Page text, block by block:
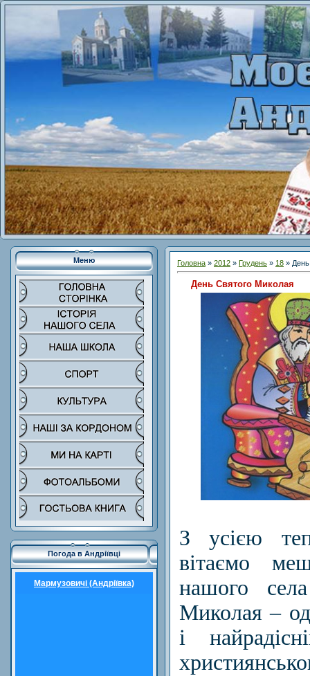
Меню
Погода в Андріївці
Мармузовичі (Андріївка)
Головна » 2012 » Грудень » 18 »
День Святого Миколая
З усією
вітаємо
нашого
Миколая –
і